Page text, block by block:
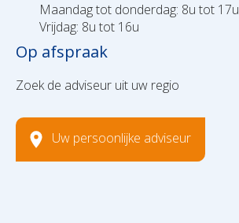
Maandag tot donderdag: 8u tot 17u
Vrijdag: 8u tot 16u
Op afspraak
Zoek de adviseur uit uw regio
Uw persoonlijke adviseur